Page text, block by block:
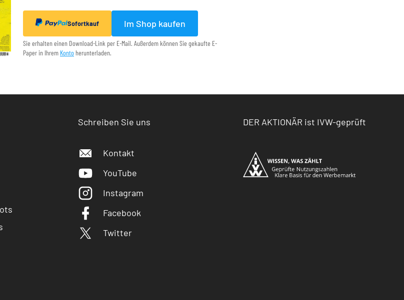
Sofortkauf Im Shop kaufen
Sie erhalten einen Download-Link per E-Mail. Außerdem können Sie gekaufte E-
Paper in Ihrem Konto herunterladen.
Schreiben Sie uns
Kontakt
YouTube
Instagram
Facebook
Twitter
DER AKTIONÄR ist IVW-geprüft